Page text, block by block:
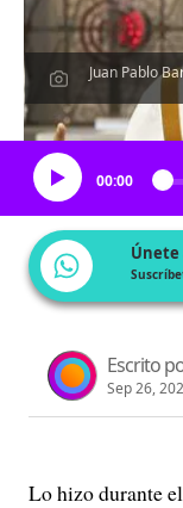
Juan Pablo
00:00
Únete
Escrito
Sep 26,
Lo hizo durante